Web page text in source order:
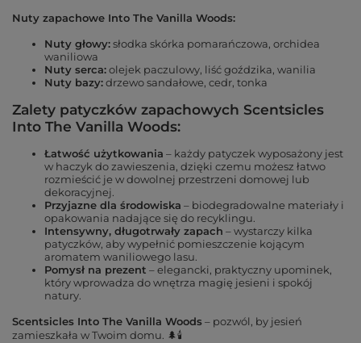
Nuty zapachowe Into The Vanilla Woods:
Nuty głowy:słodka skórka pomarańczowa, orchidea
waniliowa
Nuty serca:olejek paczulowy, liść goździka, wanilia
Nuty bazy:drzewo sandałowe, cedr, tonka
Zalety patyczków zapachowych Scentsicles
Into The Vanilla Woods:
Łatwość użytkowania – każdy patyczek wyposażony jest
w haczyk do zawieszenia, dzięki czemu możesz łatwo
rozmieścić je w dowolnej przestrzeni domowej lub
dekoracyjnej.
Przyjazne dla środowiska – biodegradowalne materiały i
opakowania nadające się do recyklingu.
Intensywny, długotrwały zapach – wystarczy kilka
patyczków, aby wypełnić pomieszczenie kojącym
aromatem waniliowego lasu.
Pomysł na prezent – elegancki, praktyczny upominek,
który wprowadza do wnętrza magię jesieni i spokój
natury.
Scentsicles Into The Vanilla Woods– pozwól, by jesień
zamieszkała w Twoim domu. 🌲🕯️